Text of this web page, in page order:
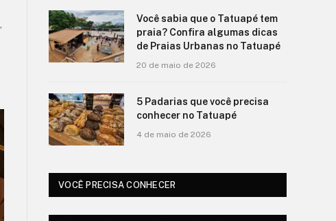
Você sabia que o Tatuapé tem
praia? Confira algumas dicas
de Praias Urbanas no Tatuapé
20 de maio de 2026
5 Padarias que você precisa
conhecer no Tatuapé
4 de maio de 2026
VOCÊ PRECISA CONHECER